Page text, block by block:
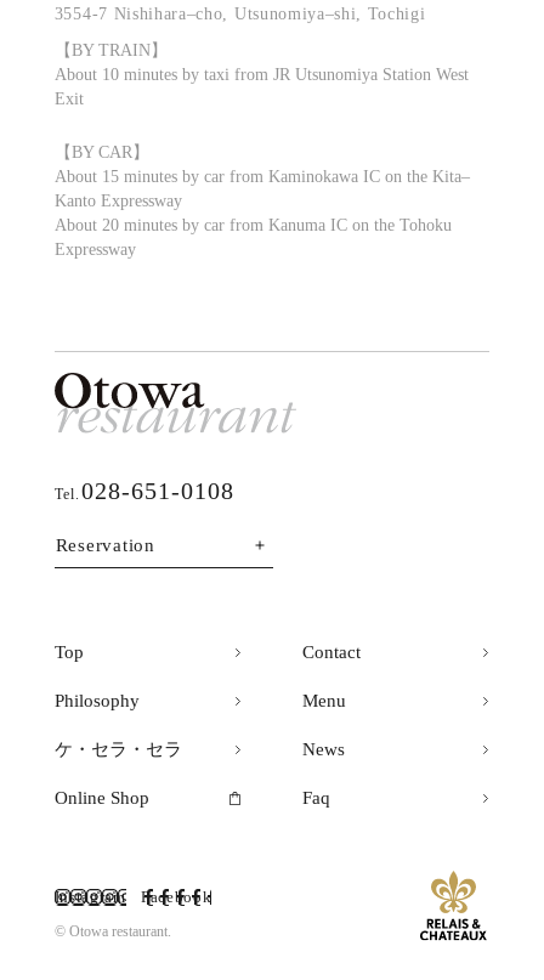
3554-7 Nishihara–cho, Utsunomiya–shi, Tochigi
【BY TRAIN】
About 10 minutes by taxi from JR Utsunomiya Station West
Exit
【BY CAR】
About 15 minutes by car from Kaminokawa IC on the Kita–
Kanto Expressway
About 20 minutes by car from Kanuma IC on the Tohoku
Expressway
Tel. 028-651-0108
Reservation
Top Contact
Philosophy Menu
ケ・セラ・セラ News
Online Shop Faq
Instagram Facebook
© Otowa restaurant.